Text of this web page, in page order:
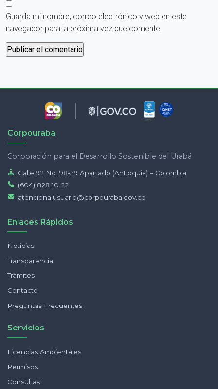
Guarda mi nombre, correo electrónico y web en este
navegador para la próxima vez que comente.
Corpouraba
Corporación para el Desarrollo Sostenible del Urabá
Calle 92 No. 98-39 Apartado (Antioquia) – Colombia
(604) 828 10 22
atencionalusuario@corpouraba.gov.co
Enlaces Rápidos
Noticias
Transparencia
Trámites
Contacto
Preguntas Frecuentes
Servicios
Licencias Ambientales
Permisos
Consultas